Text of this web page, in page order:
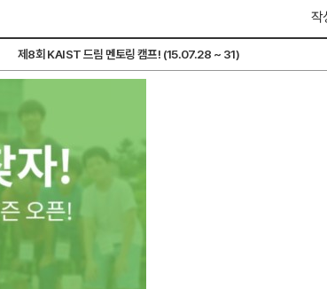
작
제8회 KAIST 드림 멘토링 캠프! (15.07.28 ~ 31)